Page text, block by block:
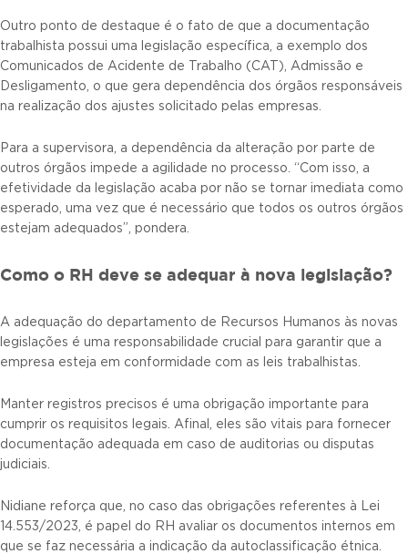
Outro ponto de destaque é o fato de que a documentação
trabalhista possui uma legislação específica, a exemplo dos
Comunicados de Acidente de Trabalho (CAT), Admissão e
Desligamento, o que gera dependência dos órgãos responsáveis
na realização dos ajustes solicitado pelas empresas.
Para a supervisora, a dependência da alteração por parte de
outros órgãos impede a agilidade no processo. “Com isso, a
efetividade da legislação acaba por não se tornar imediata como
esperado, uma vez que é necessário que todos os outros órgãos
estejam adequados”, pondera.
Como o RH deve se adequar à nova legislação?
A adequação do departamento de Recursos Humanos às novas
legislações é uma responsabilidade crucial para garantir que a
empresa esteja em conformidade com as leis trabalhistas.
Manter registros precisos é uma obrigação importante para
cumprir os requisitos legais. Afinal, eles são vitais para fornecer
documentação adequada em caso de auditorias ou disputas
judiciais.
Nidiane reforça que, no caso das obrigações referentes à Lei
14.553/2023, é papel do RH avaliar os documentos internos em
que se faz necessária a indicação da autoclassificação étnica.